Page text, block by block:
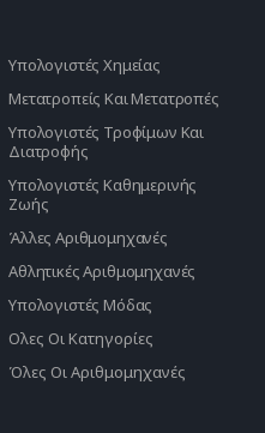
Υπολογιστές Χημείας
Μετατροπείς Και Μετατροπές
Υπολογιστές Τροφίμων Και
Διατροφής
Υπολογιστές Καθημερινής
Ζωής
Άλλες Αριθμομηχανές
Αθλητικές Αριθμομηχανές
Υπολογιστές Μόδας
Ολες Οι Κατηγορίες
Όλες Οι Αριθμομηχανές